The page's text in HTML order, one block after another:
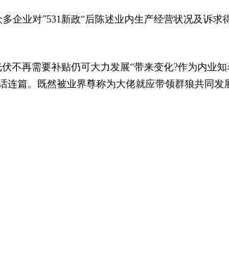
企业对”531新政“后陈述业内生产经营状况及诉
不再需要补贴仍可大力发展“带来变化?作为内
篇。既然被业界尊称为大佬就应带领群狼共同发